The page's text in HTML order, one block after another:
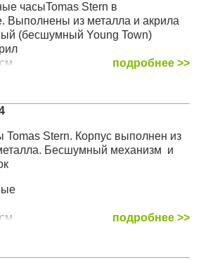
часыTomas Stern в
Выполнены из металла и акрила
(бесшумный Young Town)
подробнее >>
Tomas Stern. Корпус выполнен из
Бесшумный механизм и
подробнее >>